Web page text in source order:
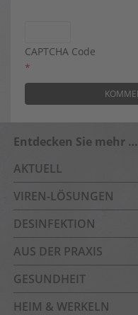
CAPTCHA Code
*
Entdecken Sie mehr …
AKTUELL
VIREN-LÖSUNGEN
DESINFEKTION
AUS DER PRAXIS
GESUNDHEIT
HEIM & WERKELN